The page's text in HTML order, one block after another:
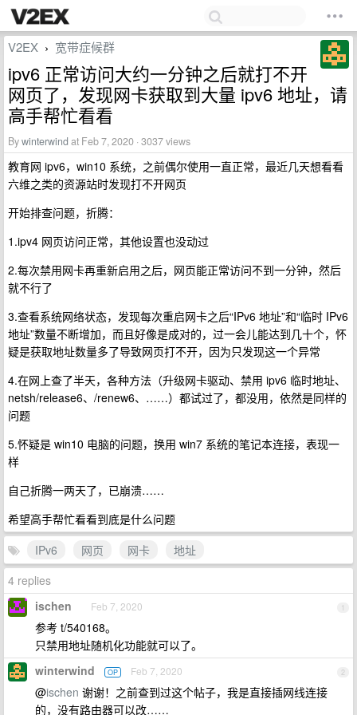
V2EX › 宽带症候群
ipv6 正常访问大约一分钟之后就打不开
网页了，发现网卡获取到大量 ipv6 地址，请
高手帮忙看看
Bywinterwind at Feb 7, 2020 · 3037 views
教育网 ipv6，win10 系统，之前偶尔使用一直正常，最近几天想看看
六维之类的资源站时发现打不开网页
开始排查问题，折腾：
1.ipv4 网页访问正常，其他设置也没动过
2.每次禁用网卡再重新启用之后，网页能正常访问不到一分钟，然后
就不行了
3.查看系统网络状态，发现每次重启网卡之后“IPv6 地址”和“临时 IPv6
地址”数量不断增加，而且好像是成对的，过一会儿能达到几十个，怀
疑是获取地址数量多了导致网页打不开，因为只发现这一个异常
4.在网上查了半天，各种方法（升级网卡驱动、禁用 ipv6 临时地址、
netsh/release6、/renew6、……）都试过了，都没用，依然是同样的
问题
5.怀疑是 win10 电脑的问题，换用 win7 系统的笔记本连接，表现一
样
自己折腾一两天了，已崩溃……
希望高手帮忙看看到底是什么问题
IPv6
网页 网卡
地址
4 replies
1
ischen Feb 7, 2020
参考 t/540168。
只禁用地址随机化功能就可以了。
2
winterwind OP Feb 7, 2020
@ischen 谢谢！之前查到过这个帖子，我是直接插网线连接
的，没有路由器可以改……